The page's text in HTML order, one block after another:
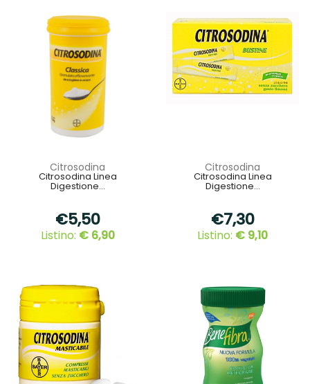
Citrosodina
Citrosodina Linea
Digestione...
€5,50
Listino: € 6,90
Citrosodina
Citrosodina Linea
Digestione...
€7,30
Listino: € 9,10